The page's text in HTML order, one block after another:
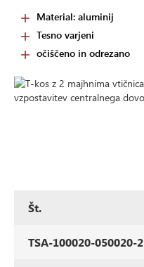
Material: aluminij
Tesno varjeni
očiščeno in odrezano
Št.
TSA-100020-050020-2